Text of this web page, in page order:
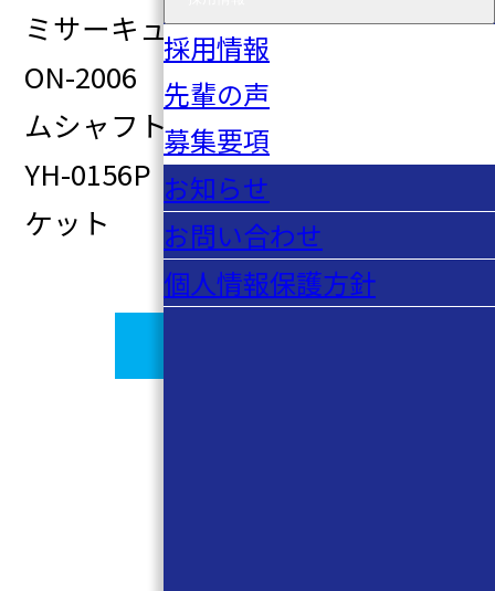
採用情報
先輩の声
募集要項
お知らせ
お問い合わせ
個人情報保護方針
ミサーキュラープラグ
ON-2006 Ｔ1040-017 カ
ムシャフトサポートブーツ
YH-0156P 90430-18008 ガス
ケット